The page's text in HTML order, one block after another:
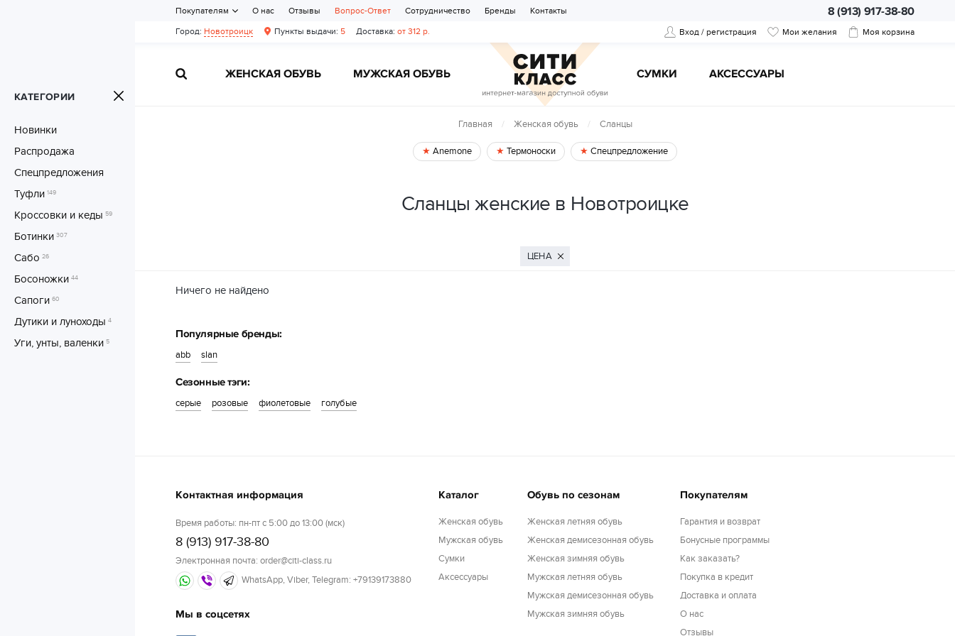
Вход / регистрация Мои желания Моя корзина
ЖЕНСКАЯ ОБУВЬ МУЖСКАЯ ОБУВЬ CУМКИ АКСЕССУАРЫ
Город: Новотроицк Пункты выдачи: 5 Доставка: от 312 р.
8 (913) 917-38-80
Покупателям О нас Отзывы Вопрос-Ответ Сотрудничество Бренды Контакты
КАТЕГОРИИ
Новинки
Распродажа
Спецпредложения
Туфли 149
Кроссовки и кеды 59
Ботинки 307
Сабо 26
Босоножки 44
Сапоги 60
Дутики и луноходы 4
Уги, унты, валенки 5
Главная Женская обувь Сланцы
Anemone Термоноски Спецпредложение
Сланцы женские в Новотроицке
ЦЕНА
Ничего не найдено
Популярные бренды:
abb slan
Сезонные тэги:
серые розовые фиолетовые голубые
Контактная информация
Время работы: пн-пт с 5:00 до 13:00 (мск)
8 (913) 917-38-80
Электронная почта: order@citi-class.ru
WhatsApp, Viber, Telegram: +79139173880
Мы в соцсетях
Каталог
Женская обувь
Мужская обувь
Cумки
Аксессуары
Обувь по сезонам
Женская летняя обувь
Женская демисезонная обувь
Женская зимняя обувь
Мужская летняя обувь
Мужская демисезонная обувь
Мужская зимняя обувь
Покупателям
Гарантия и возврат
Бонусные программы
Как заказать?
Покупка в кредит
Доставка и оплата
О нас
Отзывы